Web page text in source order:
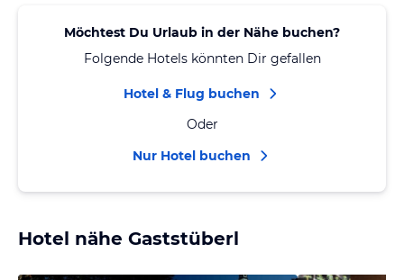
Möchtest Du Urlaub in der Nähe buchen?
Folgende Hotels könnten Dir gefallen
Hotel & Flug buchen
Oder
Nur Hotel buchen
Hotel nähe Gaststüberl